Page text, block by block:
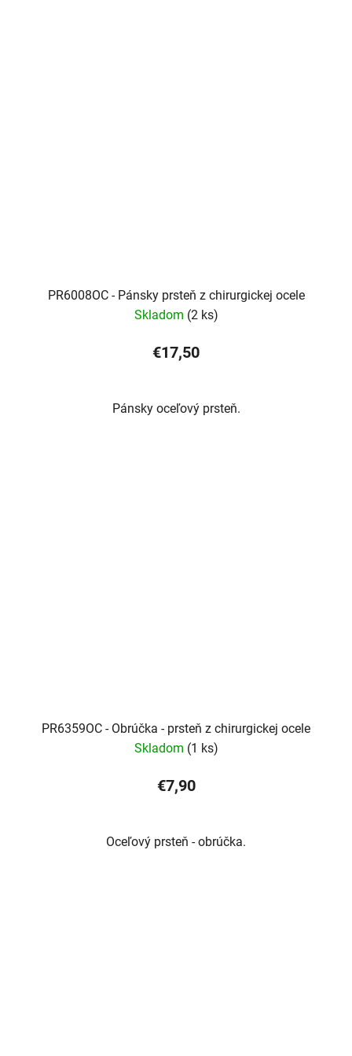
PR6008OC - Pánsky prsteň z chirurgickej ocele
Skladom (2 ks)
€17,50
Pánsky oceľový prsteň.
PR6359OC - Obrúčka - prsteň z chirurgickej ocele
Skladom (1 ks)
€7,90
Oceľový prsteň - obrúčka.